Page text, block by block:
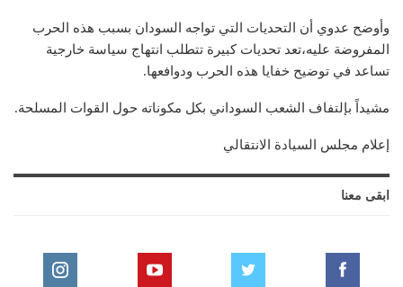
وأوضح عدوي أن التحديات التي تواجه السودان بسبب هذه الحرب
المفروضة عليه،تعد تحديات كبيرة تتطلب انتهاج سياسة خارجية
تساعد في توضيح خفايا هذه الحرب ودوافعها.
مشيداً بإلتفاف الشعب السوداني بكل مكوناته حول القوات المسلحة.
إعلام مجلس السيادة الانتقالي
ابقى معنا